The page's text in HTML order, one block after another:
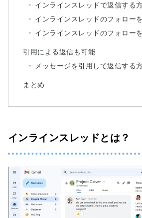
インラインスレッドで返信する
インラインスレッドのフォロー
インラインスレッドのフォロー
引用による返信も可能
メッセージを引用して返信する
まとめ
インラインスレッドとは？